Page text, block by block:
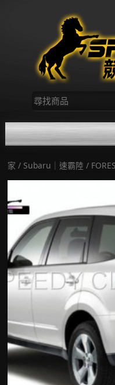
尋
找：
家 / Subaru｜速霸陸 /